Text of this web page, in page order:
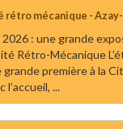
rétro mécanique -
: une grande
Rétro-Mécanique
grande première à la
l’accueil, ...